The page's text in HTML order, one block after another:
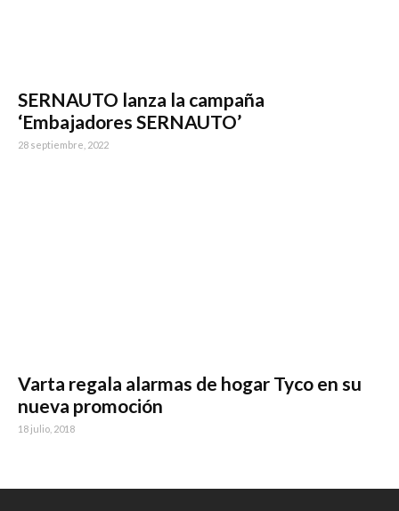
SERNAUTO lanza la campaña
‘Embajadores SERNAUTO’
28 septiembre, 2022
Varta regala alarmas de hogar Tyco en su
nueva promoción
18 julio, 2018